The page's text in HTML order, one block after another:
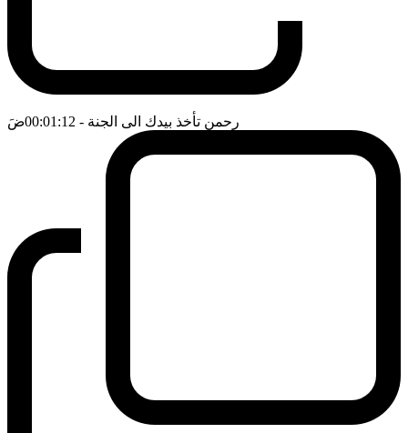
رحمن تأخذ بيدك الى الجنة - 00:01:12 ضَ